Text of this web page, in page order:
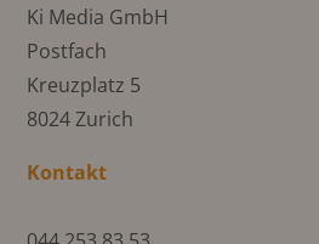
Ki Media GmbH
Postfach
Kreuzplatz 5
8024 Zurich
Kontakt